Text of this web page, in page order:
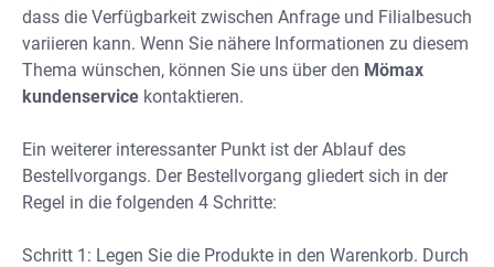
dass die Verfügbarkeit zwischen Anfrage und Filialbesuch
variieren kann. Wenn Sie nähere Informationen zu diesem
Thema wünschen, können Sie uns über den Mömax
kundenservice kontaktieren.
Ein weiterer interessanter Punkt ist der Ablauf des
Bestellvorgangs. Der Bestellvorgang gliedert sich in der
Regel in die folgenden 4 Schritte:
Schritt 1: Legen Sie die Produkte in den Warenkorb. Durch